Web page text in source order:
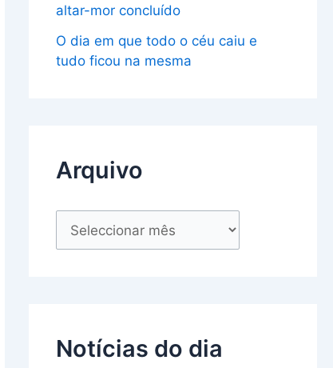
altar-mor concluído
O dia em que todo o céu caiu e
tudo ficou na mesma
Arquivo
Notícias do dia